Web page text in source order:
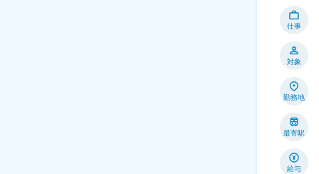
仕事
対象
勤務地
最寄駅
給与